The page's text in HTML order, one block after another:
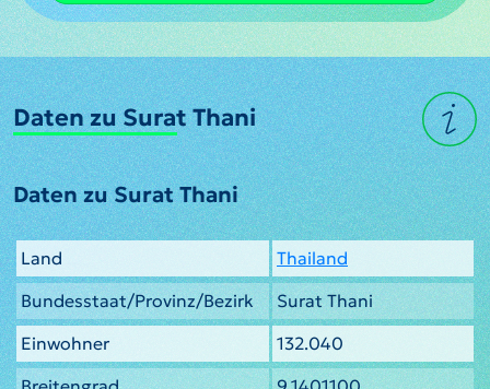
Daten zu Surat Thani
Daten zu Surat Thani
Land
Thailand
Bundesstaat/Provinz/Bezirk
Surat Thani
Einwohner
132.040